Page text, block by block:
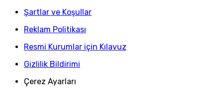
Şartlar ve Koşullar
Reklam Politikası
Resmi Kurumlar için Kılavuz
Gizlilik Bildirimi
Çerez Ayarları